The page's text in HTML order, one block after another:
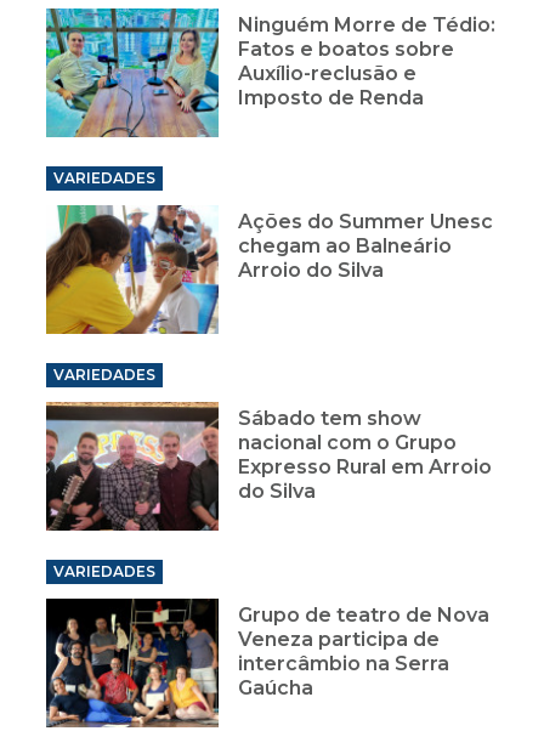
Ninguém Morre de Tédio:
Fatos e boatos sobre
Auxílio-reclusão e
Imposto de Renda
VARIEDADES
Ações do Summer Unesc
chegam ao Balneário
Arroio do Silva
VARIEDADES
Sábado tem show
nacional com o Grupo
Expresso Rural em Arroio
do Silva
VARIEDADES
Grupo de teatro de Nova
Veneza participa de
intercâmbio na Serra
Gaúcha